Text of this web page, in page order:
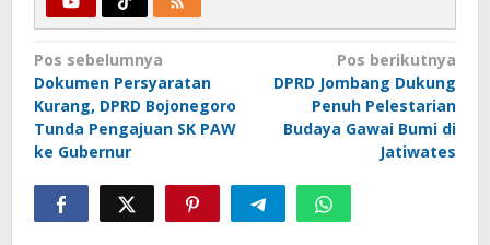
Navigasi
pos
Pos sebelumnya
Dokumen Persyaratan
Kurang, DPRD Bojonegoro
Tunda Pengajuan SK PAW
ke Gubernur
Pos berikutnya
DPRD Jombang Dukung
Penuh Pelestarian
Budaya Gawai Bumi di
Jatiwates